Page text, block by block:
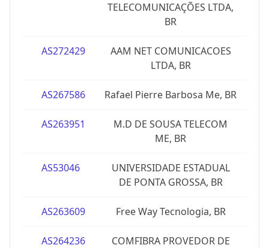
TELECOMUNICAÇÕES LTDA,
BR
AS272429
AAM NET COMUNICACOES
LTDA, BR
AS267586 Rafael Pierre Barbosa Me, BR
AS263951
M.D DE SOUSA TELECOM
ME, BR
AS53046
UNIVERSIDADE ESTADUAL
DE PONTA GROSSA, BR
AS263609 Free Way Tecnologia, BR
AS264236
COMFIBRA PROVEDOR DE